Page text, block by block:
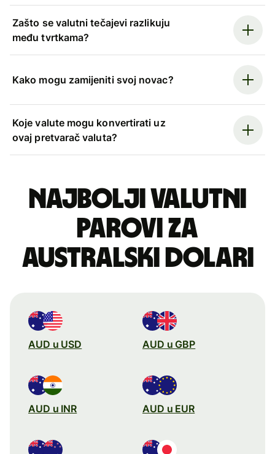
Zašto se valutni tečajevi razlikuju
među tvrtkama?
Kako mogu zamijeniti svoj novac?
Koje valute mogu konvertirati uz
ovaj pretvarač valuta?
Najbolji valutni
parovi za
australski dolari
AUD u USD AUD u GBP
AUD u INR AUD u EUR